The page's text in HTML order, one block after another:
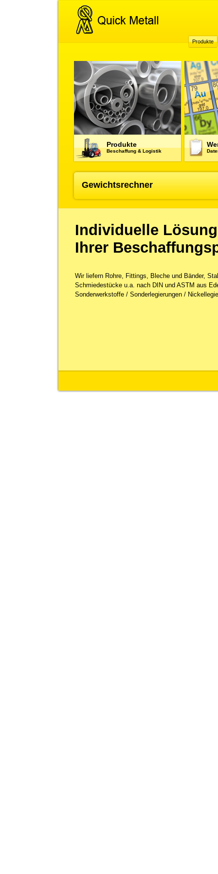
Produkte
Beschaffung & Logistik
Gewichtsrechner
Produkte
Individuelle Lösung
Ihrer
Wir liefern Rohre, Fittings, Bleche und Bänder,
Schmiedestücke u.a. nach DIN und ASTM aus
Sonderwerkstoffe / Sonderlegierungen /